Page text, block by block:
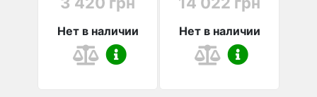
Нет в наличии Нет в наличии